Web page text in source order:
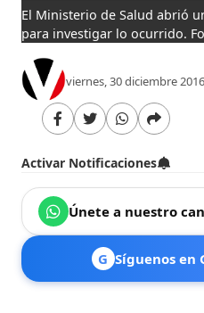
El Ministerio de Salud abrió
para investigar lo ocurrido.
viernes, 30 diciembre
Activar Notificaciones
Únete a nuestro
G Síguenos en